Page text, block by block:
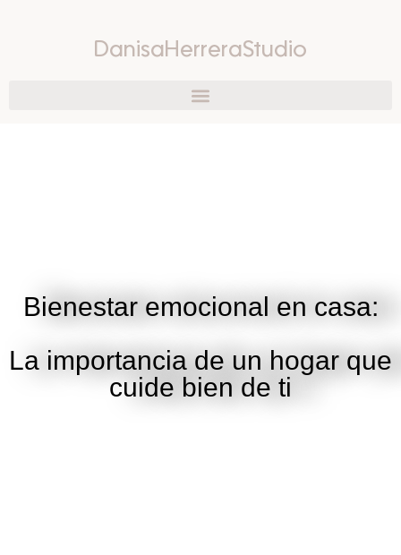
DanisaHerreraStudio
Bienestar emocional en casa:
La importancia de un hogar que
cuide bien de ti